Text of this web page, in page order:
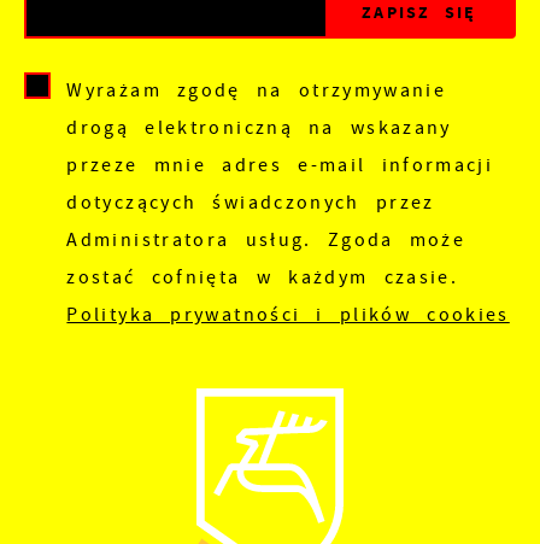
Wyrażam zgodę na otrzymywanie
drogą elektroniczną na wskazany
przeze mnie adres e-mail informacji
dotyczących świadczonych przez
Administratora usług. Zgoda może
zostać cofnięta w każdym czasie.
Polityka prywatności i plików cookies